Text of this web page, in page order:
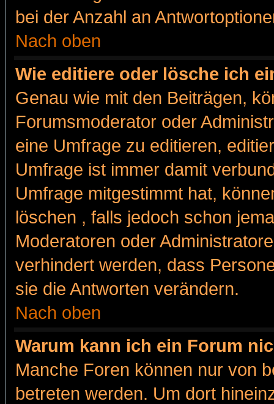
bei der Anzahl an
Nach oben
Wie editiere oder lösche ich
Genau wie mit den Beiträgen,
Forumsmoderator oder
eine Umfrage zu editieren,
Umfrage ist immer damit
Umfrage mitgestimmt hat,
löschen , falls jedoch schon
Moderatoren oder
verhindert werden, dass
sie die Antworten verändern.
Nach oben
Warum kann ich ein Forum
Manche Foren können nur von
betreten werden. Um dort